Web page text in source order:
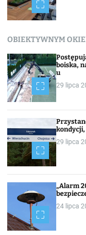
OBIEKTYWNYM
boiska,
u
29 lipca
29 lipca
„Alarm
24 lipca